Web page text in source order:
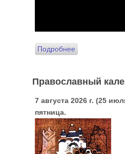
Подробнее
Православный
7 августа 2026 г. (25
пятница.